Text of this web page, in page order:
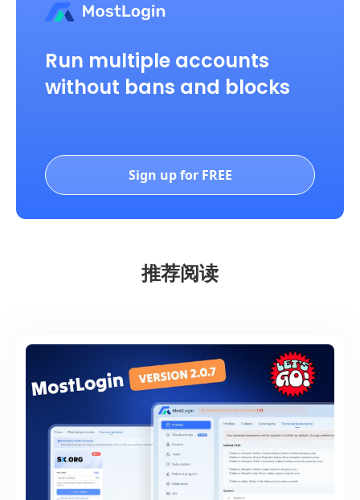
Run multiple accounts
without bans and blocks
Sign up for FREE
推荐阅读